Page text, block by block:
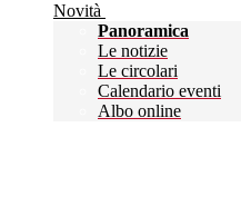
Novità
Panoramica
Le notizie
Le circolari
Calendario eventi
Albo online